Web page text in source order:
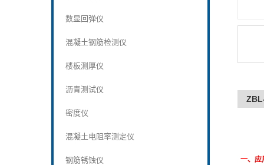
数显回弹仪
混凝土钢筋检测仪
楼板测厚仪
沥青测试仪
密度仪
混凝土电阻率测定仪
钢筋锈蚀仪 一、应